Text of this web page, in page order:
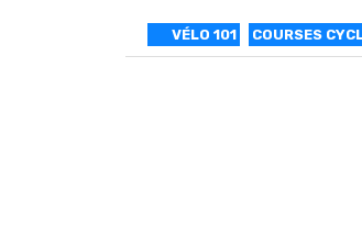
VÉLO 101 COURSES